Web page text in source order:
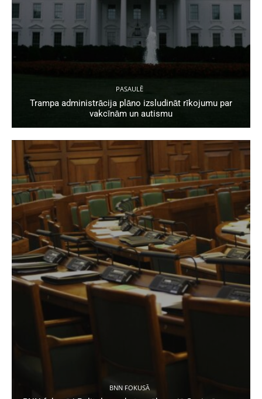
PASAULĒ
Trampa administrācija plāno izsludināt rīkojumu par
vakcīnām un autismu
BNN FOKUSĀ